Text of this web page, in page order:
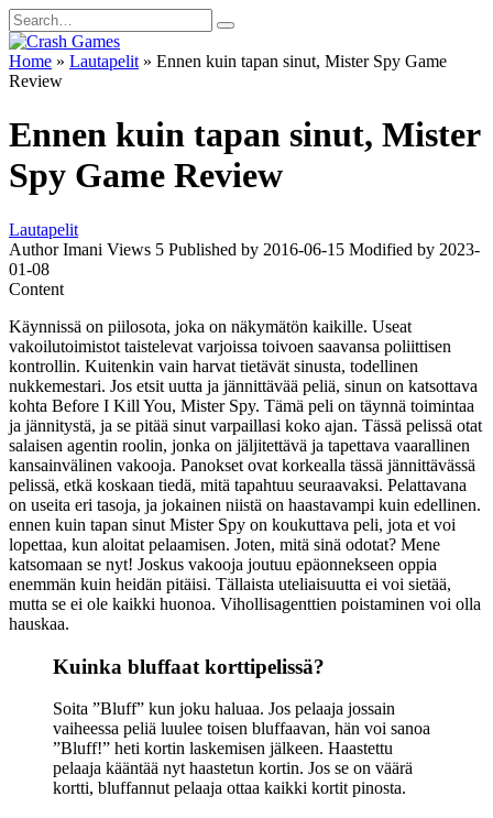
Skip
to
content
Search
for:
Home » Lautapelit » Ennen kuin tapan sinut, Mister Spy Game
Review
Ennen kuin tapan sinut, Mister
Spy Game Review
Lautapelit
Author Imani Views 5 Published by 2016-06-15 Modified by 2023-
01-08
Content
Käynnissä on piilosota, joka on näkymätön kaikille. Useat
vakoilutoimistot taistelevat varjoissa toivoen saavansa poliittisen
kontrollin. Kuitenkin vain harvat tietävät sinusta, todellinen
nukkemestari. Jos etsit uutta ja jännittävää peliä, sinun on katsottava
kohta Before I Kill You, Mister Spy. Tämä peli on täynnä toimintaa
ja jännitystä, ja se pitää sinut varpaillasi koko ajan. Tässä pelissä otat
salaisen agentin roolin, jonka on jäljitettävä ja tapettava vaarallinen
kansainvälinen vakooja. Panokset ovat korkealla tässä jännittävässä
pelissä, etkä koskaan tiedä, mitä tapahtuu seuraavaksi. Pelattavana
on useita eri tasoja, ja jokainen niistä on haastavampi kuin edellinen.
ennen kuin tapan sinut Mister Spy on koukuttava peli, jota et voi
lopettaa, kun aloitat pelaamisen. Joten, mitä sinä odotat? Mene
katsomaan se nyt! Joskus vakooja joutuu epäonnekseen oppia
enemmän kuin heidän pitäisi. Tällaista uteliaisuutta ei voi sietää,
mutta se ei ole kaikki huonoa. Vihollisagenttien poistaminen voi olla
hauskaa.
Kuinka bluffaat korttipelissä?
Soita ”Bluff” kun joku haluaa. Jos pelaaja jossain
vaiheessa peliä luulee toisen bluffaavan, hän voi sanoa
”Bluff!” heti kortin laskemisen jälkeen. Haastettu
pelaaja kääntää nyt haastetun kortin. Jos se on väärä
kortti, bluffannut pelaaja ottaa kaikki kortit pinosta.